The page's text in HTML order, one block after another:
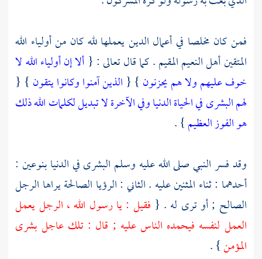
فمن كان مخلصا في أعمال الدين يعملها لله كان من أولياء الله
المتقين أهل النعيم المقيم . كما قال تعالى : { ألا إن أولياء الله لا
خوف عليهم ولا هم يحزنون } { الذين آمنوا وكانوا يتقون } {
لهم البشرى في الحياة الدنيا وفي الآخرة لا تبديل لكلمات الله ذلك
هو الفوز العظيم} .
وقد فسر النبي صلى الله عليه وسلم البشرى في الدنيا بنوعين :
أحدهما : ثناء المثنين عليه . الثاني : الرؤيا الصالحة يراها الرجل
الصالح ; أو ترى له . { فقيل : يا رسول الله ، الرجل يعمل
العمل لنفسه فيحمده الناس عليه ; قال : تلك عاجل بشرى
المؤمن} .